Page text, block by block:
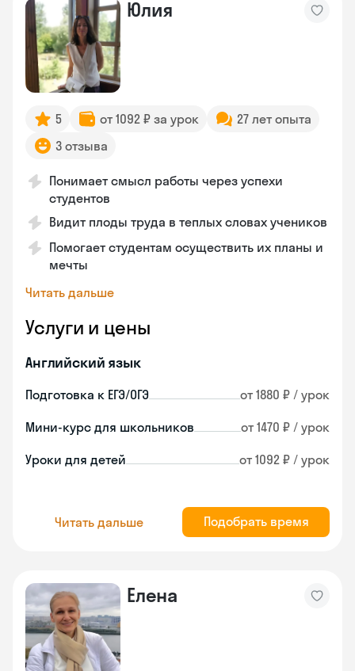
Юлия
5 от 1092 ₽ за урок
27 лет опыта
3 отзыва
Понимает смысл работы через успехи
студентов
Видит плоды труда в теплых словах учеников
Помогает студентам осуществить их планы и
мечты
Читать дальше
Услуги и цены
Английский язык
Подготовка к ЕГЭ/ОГЭ от 1880 ₽ / урок
Мини-курс для школьников от 1470 ₽ / урок
Уроки для детей от 1092 ₽ / урок
Читать дальше Подобрать время
Елена